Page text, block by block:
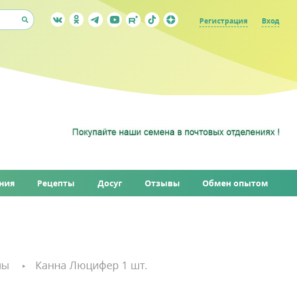
Регистрация Вход
Рецепты Досуг Отзывы Обмен опытом
Канна Люцифер 1 шт.